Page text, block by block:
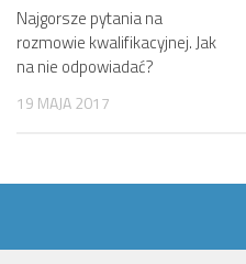
Najgorsze pytania na
rozmowie kwalifikacyjnej. Jak
na nie odpowiadać?
19 MAJA 2017